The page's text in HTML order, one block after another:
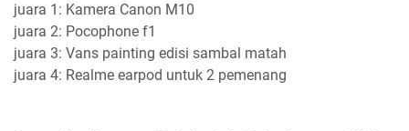
juara 1: Kamera Canon M10
juara 2: Pocophone f1
juara 3: Vans painting edisi sambal matah
juara 4: Realme earpod untuk 2 pemenang